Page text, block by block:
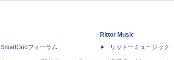
SmartGridフォーラム
Rittor Music
リットーミュージック